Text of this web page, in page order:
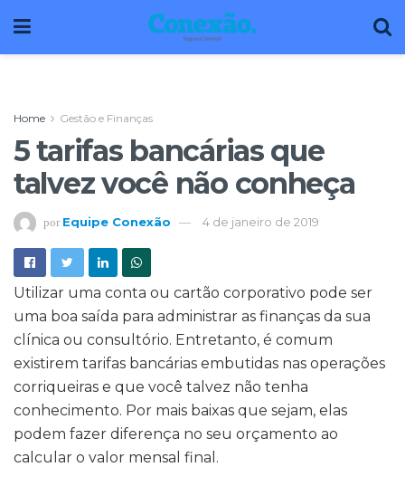
Home Gestão e Finanças
5 tarifas bancárias que
talvez você não conheça
por Equipe Conexão 4 de janeiro de 2019
Utilizar uma conta ou cartão corporativo pode ser
uma boa saída para administrar as finanças da sua
clínica ou consultório. Entretanto, é comum
existirem tarifas bancárias embutidas nas operações
corriqueiras e que você talvez não tenha
conhecimento. Por mais baixas que sejam, elas
podem fazer diferença no seu orçamento ao
calcular o valor mensal final.